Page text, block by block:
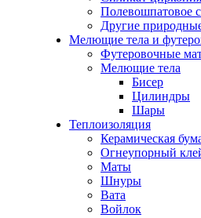
Полевошпатовое
Другие
Мелющие тела и
Футеровочные
Мелющие тела
Бисер
Цилиндры
Шары
Теплоизоляция
Керамическая
Огнеупорный
Маты
Шнуры
Вата
Войлок